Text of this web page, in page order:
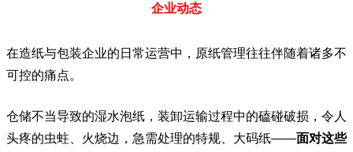
企业动态
在造纸与包装企业的日常运营中，原纸管理往往伴随着诸多不
可控的痛点。
仓储不当导致的湿水泡纸，装卸运输过程中的磕碰破损，令人
头疼的虫蛀、火烧边，急需处理的特规、大码纸——面对这些